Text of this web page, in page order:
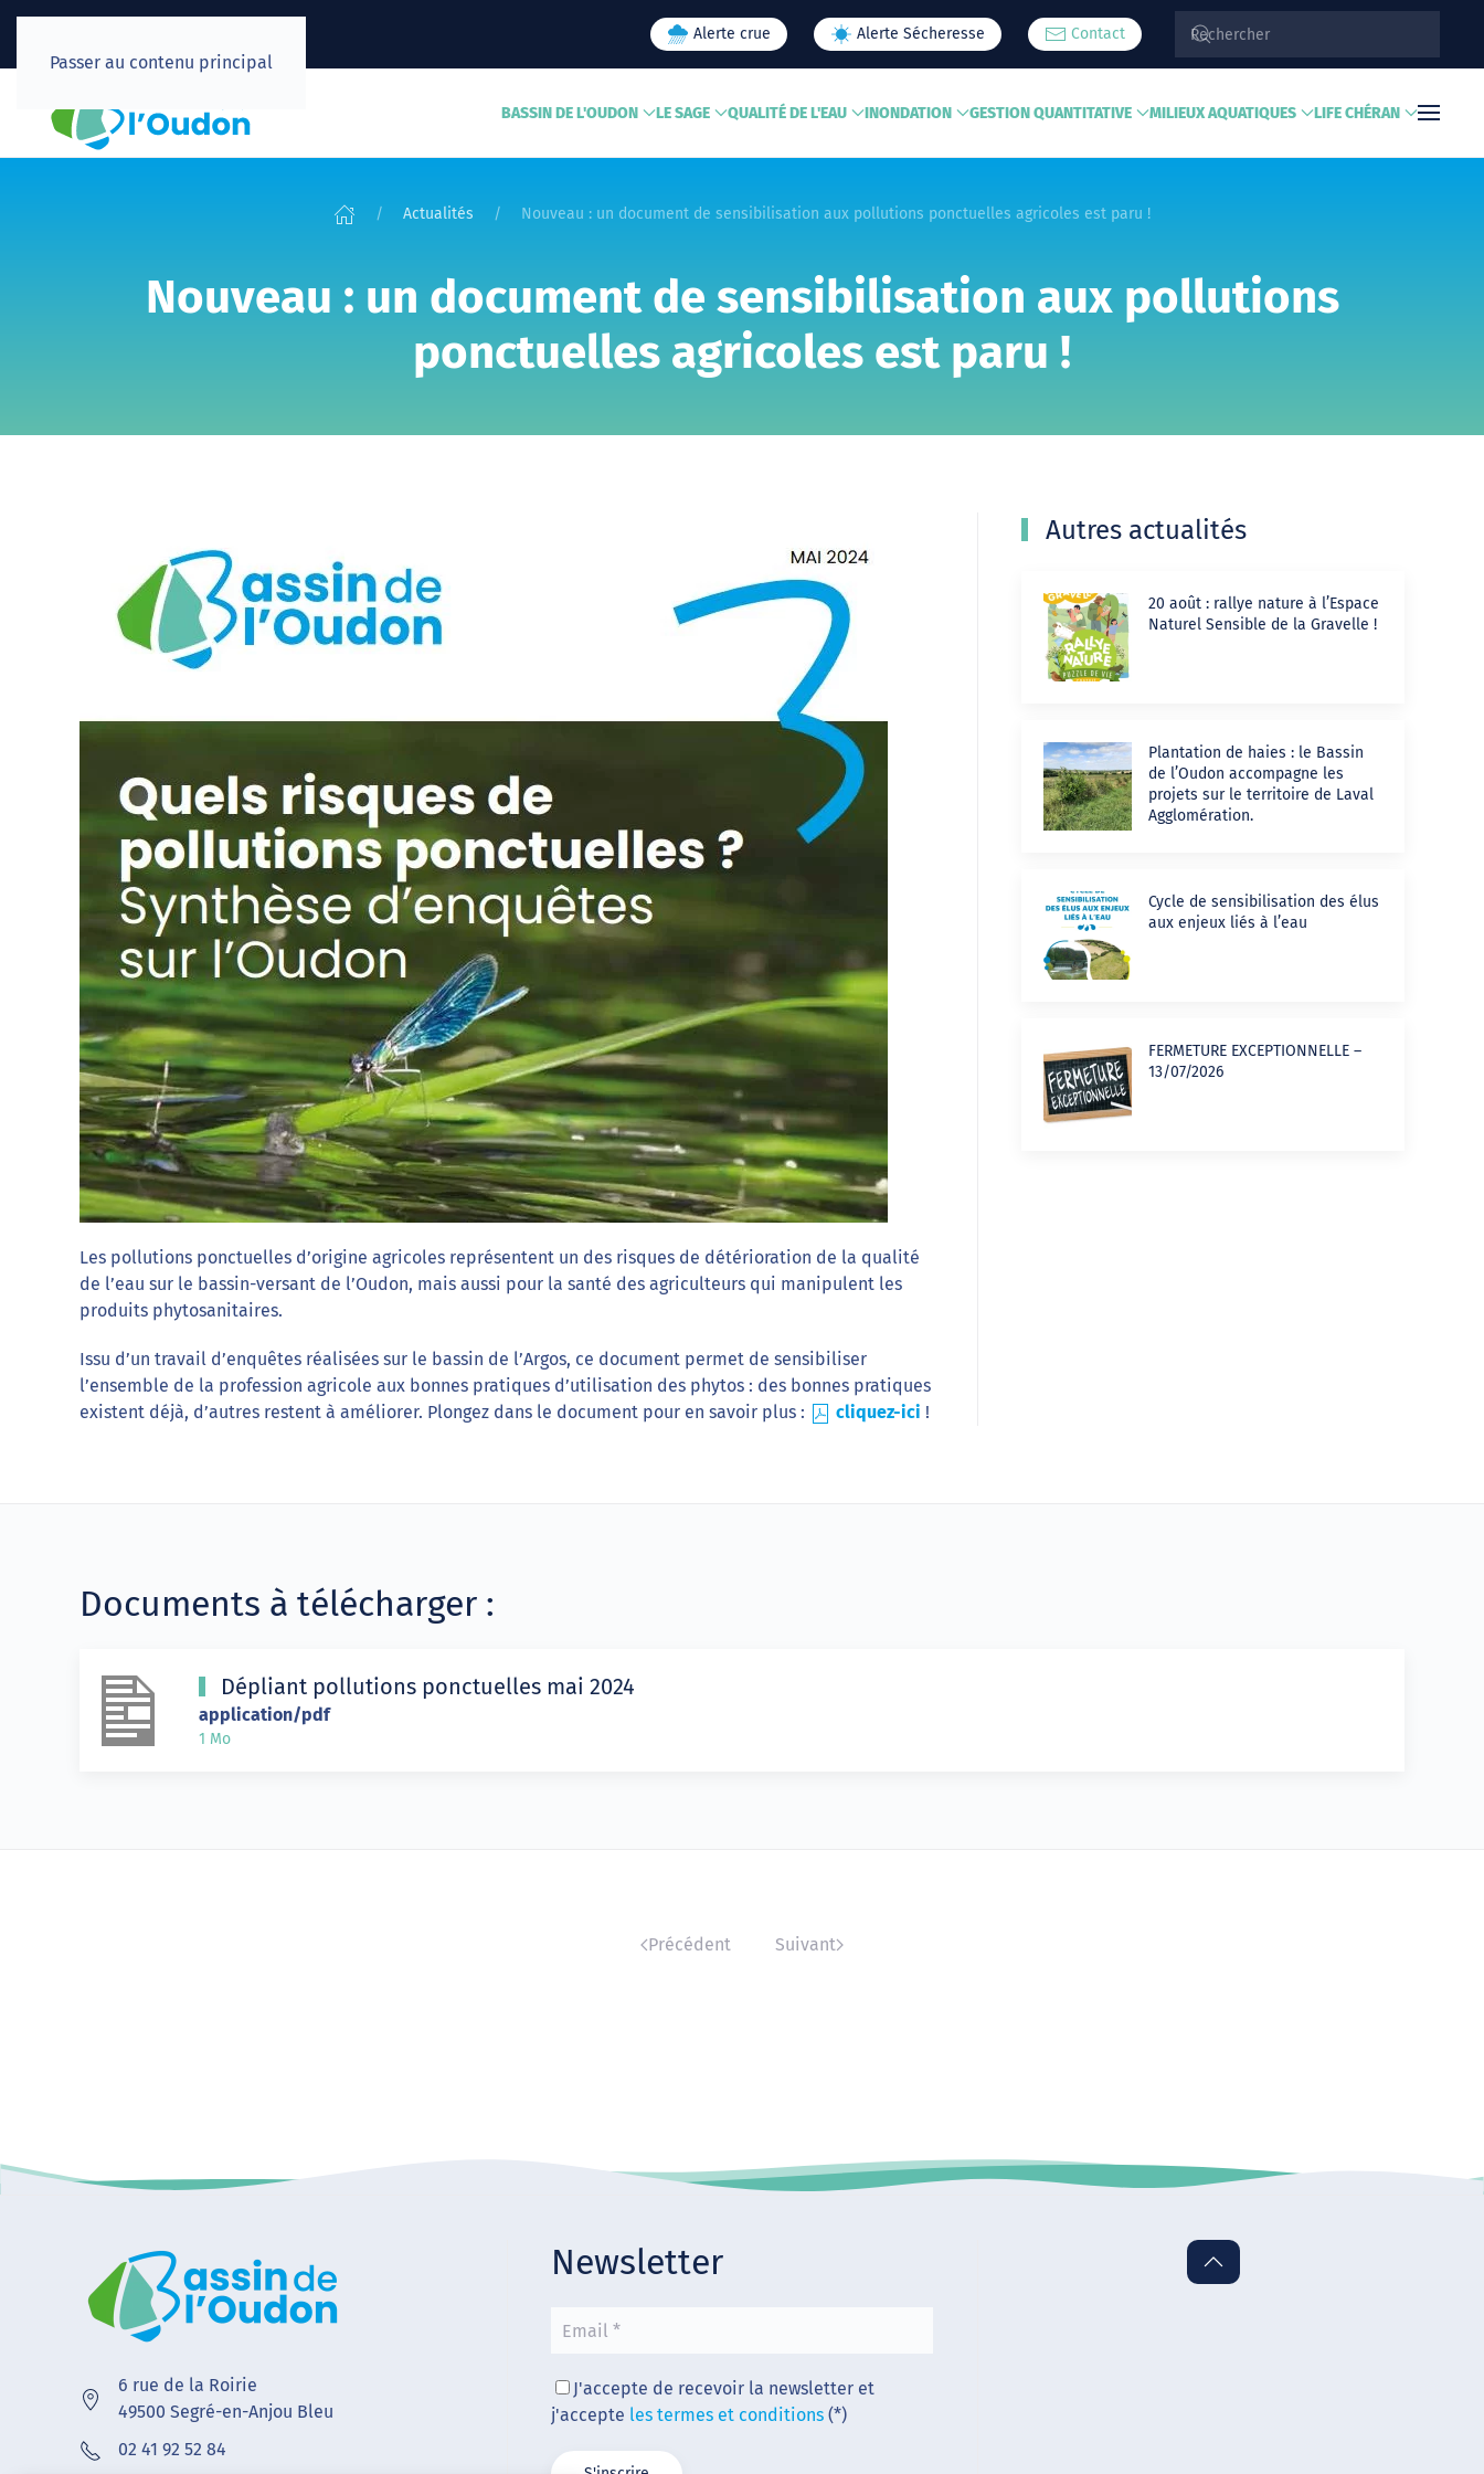
Passer au contenu principal
Alerte crue Alerte Sécheresse Contact
BASSIN DE L'OUDON LE SAGE QUALITÉ DE L'EAU INONDATION GESTION QUANTITATIVE MILIEUX AQUATIQUES LIFE CHÉRAN
Actualités Nouveau : un document de sensibilisation aux pollutions ponctuelles agricoles est paru !
Nouveau : un document de sensibilisation aux pollutions
ponctuelles agricoles est paru !
Les pollutions ponctuelles d’origine agricoles représentent un des risques de détérioration de la qualité
de l’eau sur le bassin-versant de l’Oudon, mais aussi pour la santé des agriculteurs qui manipulent les
produits phytosanitaires.
Issu d’un travail d’enquêtes réalisées sur le bassin de l’Argos, ce document permet de sensibiliser
l’ensemble de la profession agricole aux bonnes pratiques d’utilisation des phytos : des bonnes pratiques
existent déjà, d’autres restent à améliorer. Plongez dans le document pour en savoir plus :
cliquez-ici !
Autres actualités
20 août : rallye nature à l’Espace
Naturel Sensible de la Gravelle !
Plantation de haies : le Bassin
de l’Oudon accompagne les
projets sur le territoire de Laval
Agglomération.
Cycle de sensibilisation des élus
aux enjeux liés à l’eau
FERMETURE EXCEPTIONNELLE –
13/07/2026
Documents à télécharger :
Dépliant pollutions ponctuelles mai 2024
application/pdf
1 Mo
Précédent Suivant
6 rue de la Roirie
49500 Segré-en-Anjou Bleu
02 41 92 52 84
Newsletter
J'accepte de recevoir la newsletter et
j'accepte les termes et conditions(*)